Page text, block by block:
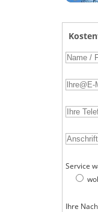
Service
Ihre